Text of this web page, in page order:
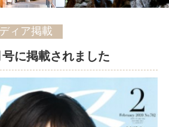
ィア掲載
に掲載されました